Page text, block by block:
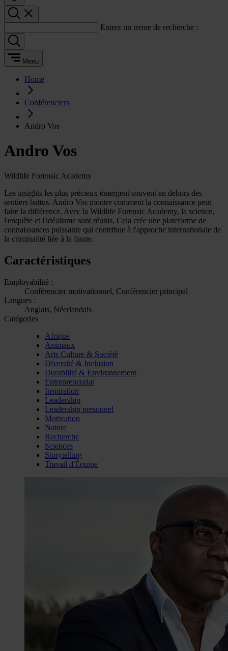
Entrez un terme de recherche :
Menu
Home
Conférenciers
Andro Vos
Andro Vos
Wildlife Forensic Academy
Les insights les plus précieux émergent souvent en dehors des
sentiers battus. Andro Vos montre comment la connaissance peut
faire la différence. Avec la Wildlife Forensic Academy, la science,
l'enquête et l'idéalisme sont réunis. Cela crée une plateforme de
connaissances puissante qui contribue à l'approche internationale de
la criminalité liée à la faune.
Caractéristiques
Employabilité :
Conférencier motivationnel, Conférencier principal
Langues :
Anglais, Néerlandais
Catégories
Afrique
Animaux
Arts Culture & Société
Diversité & Inclusion
Durabilité & Environnement
Entrepreneuriat
Inspiration
Leadership
Leadership personnel
Motivation
Nature
Recherche
Sciences
Storytelling
Travail d'Équipe